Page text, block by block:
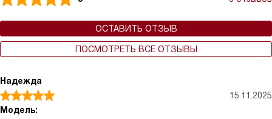
ОСТАВИТЬ ОТЗЫВ
ПОСМОТРЕТЬ ВСЕ ОТЗЫВЫ
Надежда
15.11.2025
Модель: